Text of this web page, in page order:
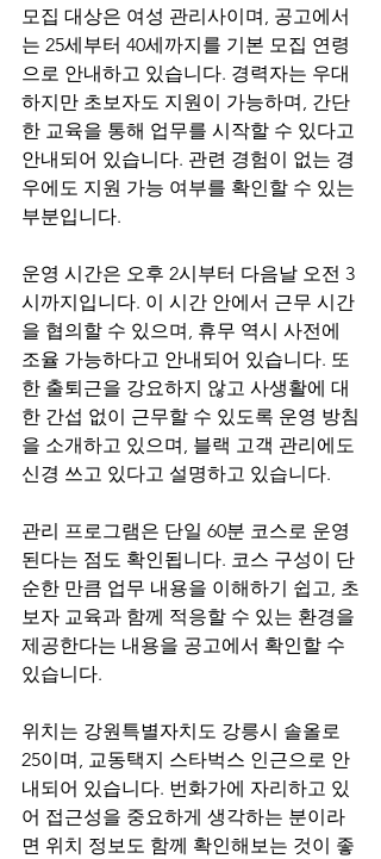
모집 대상은 여성 관리사이며, 공고에서
는 25세부터 40세까지를 기본 모집 연령
으로 안내하고 있습니다. 경력자는 우대
하지만 초보자도 지원이 가능하며, 간단
한 교육을 통해 업무를 시작할 수 있다고
안내되어 있습니다. 관련 경험이 없는 경
우에도 지원 가능 여부를 확인할 수 있는
부분입니다.
운영 시간은 오후 2시부터 다음날 오전 3
시까지입니다. 이 시간 안에서 근무 시간
을 협의할 수 있으며, 휴무 역시 사전에
조율 가능하다고 안내되어 있습니다. 또
한 출퇴근을 강요하지 않고 사생활에 대
한 간섭 없이 근무할 수 있도록 운영 방침
을 소개하고 있으며, 블랙 고객 관리에도
신경 쓰고 있다고 설명하고 있습니다.
관리 프로그램은 단일 60분 코스로 운영
된다는 점도 확인됩니다. 코스 구성이 단
순한 만큼 업무 내용을 이해하기 쉽고, 초
보자 교육과 함께 적응할 수 있는 환경을
제공한다는 내용을 공고에서 확인할 수
있습니다.
위치는 강원특별자치도 강릉시 솔올로
25이며, 교동택지 스타벅스 인근으로 안
내되어 있습니다. 번화가에 자리하고 있
어 접근성을 중요하게 생각하는 분이라
면 위치 정보도 함께 확인해보는 것이 좋